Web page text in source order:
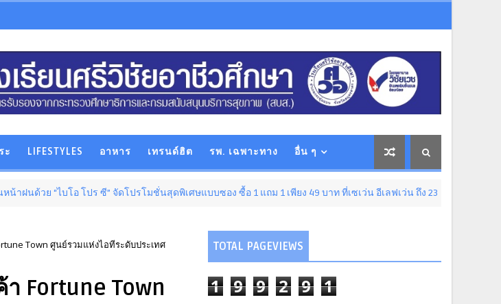
ะ LIFESTYLES อาหาร เทรนด์ฮิต รพ. เฉพาะทาง อื่น ๆ
บโอ โปร ซี” จัดโปรโมชั่นสุดพิเศษแบบซอง ซื้อ 1 แถม 1 เพียง 49 บาท ที่เซเว่น อีเลฟเว่น ถึง 23 ส.ค. นี้
Town ศูนย์รวมแห่งไอทีระดับประเทศ
Fortune Town
TOTAL PAGEVIEWS
1 9 9 2 9 1